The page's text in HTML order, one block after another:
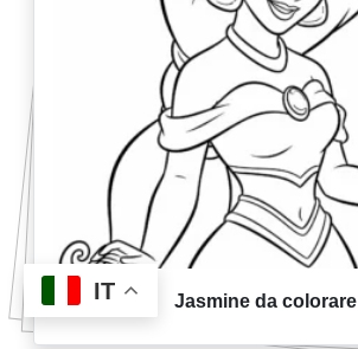
Jasmine da colorare
IT